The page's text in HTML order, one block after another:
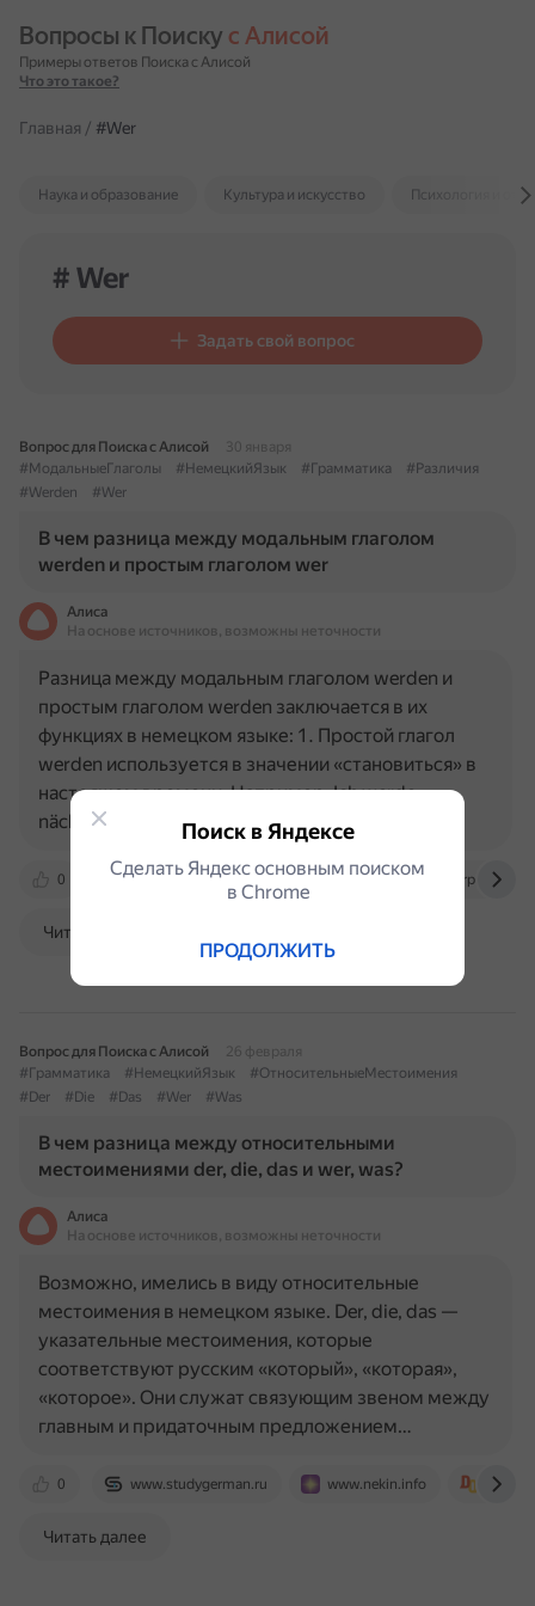
Вопросы к Поиску с Алисой
Примеры ответов Поиска с Алисой
Что это такое?
Главная / #Wer
Наука и образование Культура и искусство Психология и
# Wer
Задать свой вопрос
Вопрос для Поиска с Алисой
30 января
#МодальныеГлаголы
#НемецкийЯзык #Грамматика
#Различия
#Werden
#Wer
В чем разница между модальным глаголом
werden и простым глаголом wer
Алиса
На основе источников, возможны неточности
0 vk.com deutschklasse.ru deutscherpapa.by
Разница между модальным глаголом werden и
простым глаголом werden заключается в их
функциях в немецком языке: 1. Простой глагол
werden используется в значении «становиться» в
настоящем времени. Например: Ich werde
nächstes Jahr 29 — В следующем…
Читать далее
Вопрос для Поиска с Алисой
26 февраля
#Грамматика
#НемецкийЯзык
#ОтносительныеМестоимения
#Der
#Die #Das #Wer #Was
В чем разница между относительными
местоимениями der, die, das и wer, was?
Алиса
На основе источников, возможны неточности
0 www.studygerman.ru www.nekin.info
Возможно, имелись в виду относительные
местоимения в немецком языке. Der, die, das —
указательные местоимения, которые
соответствуют русским «который», «которая»,
«которое». Они служат связующим звеном между
главным и придаточным предложением…
Читать далее
Поиск в Яндексе
Сделать Яндекс основным поиском
в Сhrome
ПРОДОЛЖИТЬ